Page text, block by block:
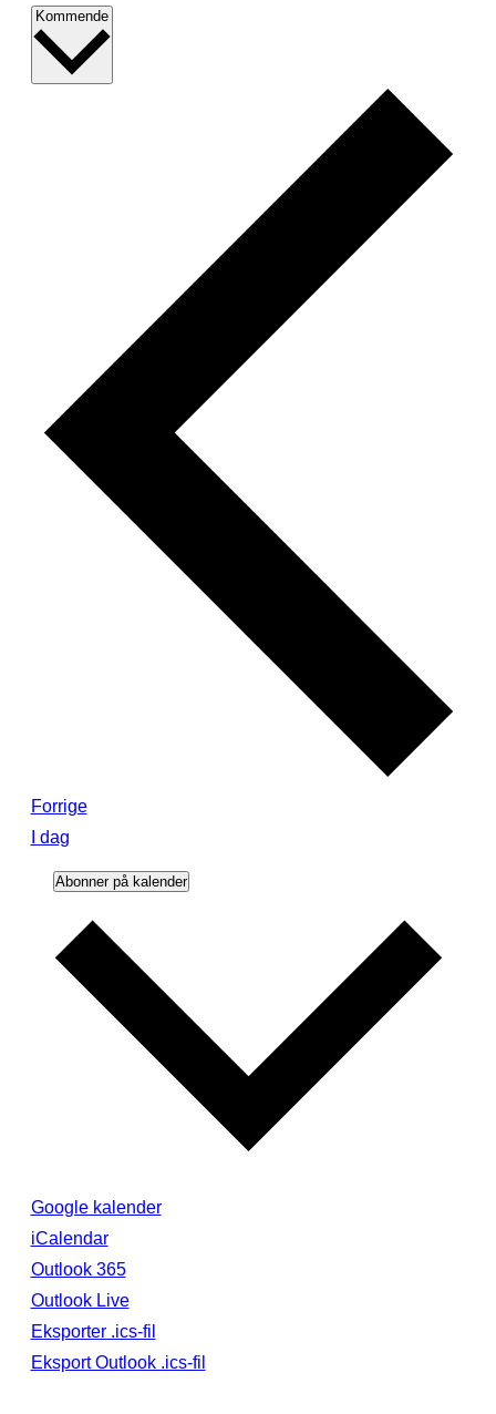
Kommende Vælg
ForrigeBegivenheder
I dag
Abonner på kalender
Google kalender
iCalendar
Outlook 365
Outlook Live
Eksporter .ics-fil
Eksport Outlook .ics-fil